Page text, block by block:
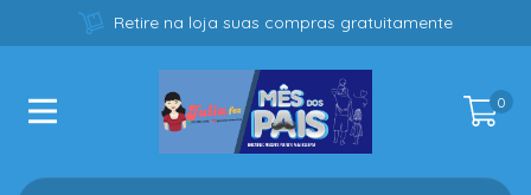
Retire na loja suas compras gratuitamente
0